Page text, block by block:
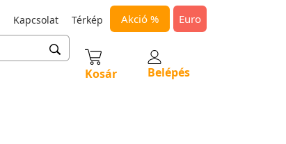
Kapcsolat Térkép Akció % Euro
Kosár Belépés